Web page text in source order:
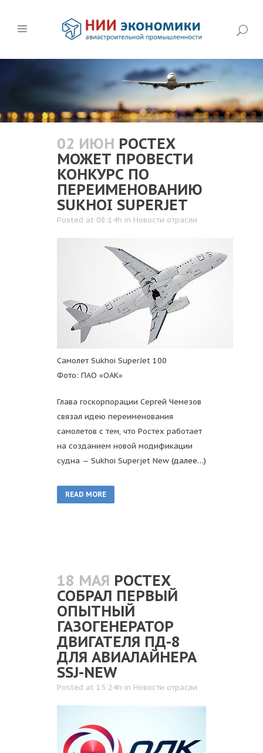
02 ИЮН РОСТЕХ
МОЖЕТ ПРОВЕСТИ
КОНКУРС ПО
ПЕРЕИМЕНОВАНИЮ
SUKHOI SUPERJET
Posted at 08:14h in Новости отрасли
Самолет Sukhoi SuperJet 100
Фото: ПАО «ОАК»
Глава госкорпорации Сергей Чемезов
связал идею переименования
самолетов с тем, что Ростех работает
на созданием новой модификации
судна — Sukhoi Superjet New (далее…)
READ MORE
18 МАЯ РОСТЕХ
СОБРАЛ ПЕРВЫЙ
ОПЫТНЫЙ
ГАЗОГЕНЕРАТОР
ДВИГАТЕЛЯ ПД-8
ДЛЯ АВИАЛАЙНЕРА
SSJ-NEW
Posted at 15:24h in Новости отрасли